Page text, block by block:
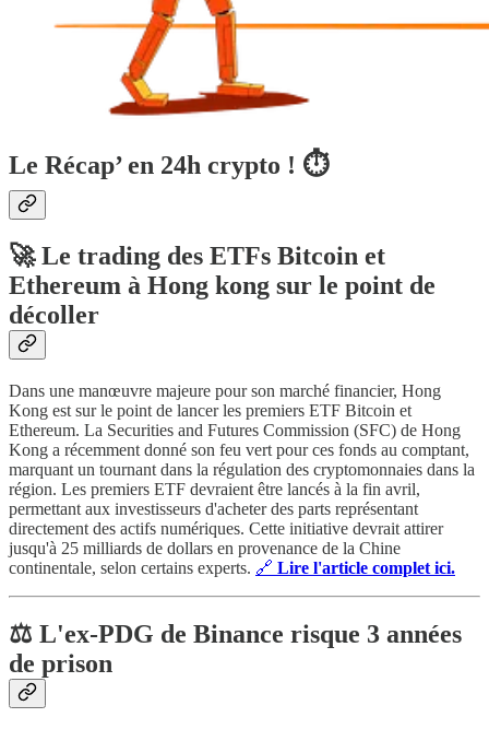
Le Récap’ en 24h crypto ! ⏱
🚀 Le trading des ETFs Bitcoin et
Ethereum à Hong kong sur le point de
décoller
Dans une manœuvre majeure pour son marché financier, Hong
Kong est sur le point de lancer les premiers ETF Bitcoin et
Ethereum. La Securities and Futures Commission (SFC) de Hong
Kong a récemment donné son feu vert pour ces fonds au comptant,
marquant un tournant dans la régulation des cryptomonnaies dans la
région. Les premiers ETF devraient être lancés à la fin avril,
permettant aux investisseurs d'acheter des parts représentant
directement des actifs numériques. Cette initiative devrait attirer
jusqu'à 25 milliards de dollars en provenance de la Chine
continentale, selon certains experts. 🔗 Lire l'article complet ici.
⚖️ L'ex-PDG de Binance risque 3 années
de prison